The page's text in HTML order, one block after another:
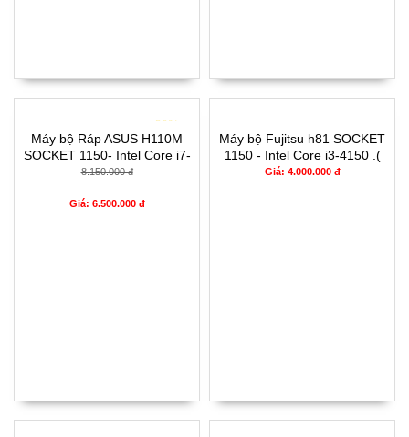
- 20%
Máy bộ Ráp ASUS H110M
SOCKET 1150- Intel Core i7-
6xx .( TH6)RAM 4G- 120G
8.150.000 đ
Giá: 6.500.000 đ
Máy bộ Fujitsu h81 SOCKET
1150 - Intel Core i3-4150 .(
TH4) RAM 8G- 240G
Giá: 4.000.000 đ